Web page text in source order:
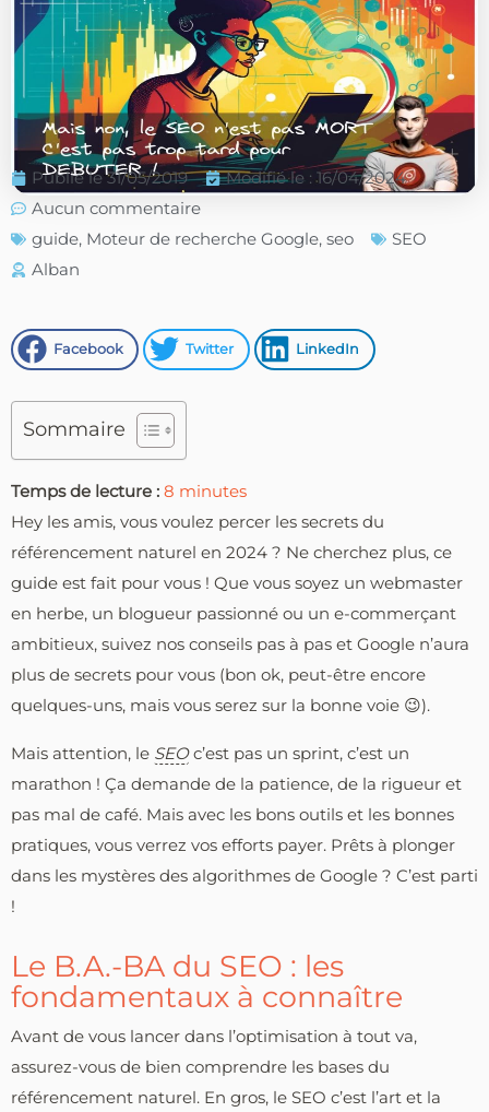
Publié le 31/05/2019
Modifié le : 16/04/2024
Aucun commentaire
guide, Moteur de recherche Google, seo
SEO
Alban
Facebook Twitter LinkedIn
Sommaire
Temps de lecture : 8 minutes
Hey les amis, vous voulez percer les secrets du
référencement naturel en 2024 ? Ne cherchez plus, ce
guide est fait pour vous ! Que vous soyez un webmaster
en herbe, un blogueur passionné ou un e-commerçant
ambitieux, suivez nos conseils pas à pas et Google n’aura
plus de secrets pour vous (bon ok, peut-être encore
quelques-uns, mais vous serez sur la bonne voie 😉).
Mais attention, le SEOc’est pas un sprint, c’est un
marathon ! Ça demande de la patience, de la rigueur et
pas mal de café. Mais avec les bons outils et les bonnes
pratiques, vous verrez vos efforts payer. Prêts à plonger
dans les mystères des algorithmes de Google ? C’est parti
!
Le B.A.-BA du SEO : les
fondamentaux à connaître
Avant de vous lancer dans l’optimisation à tout va,
assurez-vous de bien comprendre les bases du
référencement naturel. En gros, le SEO c’est l’art et la